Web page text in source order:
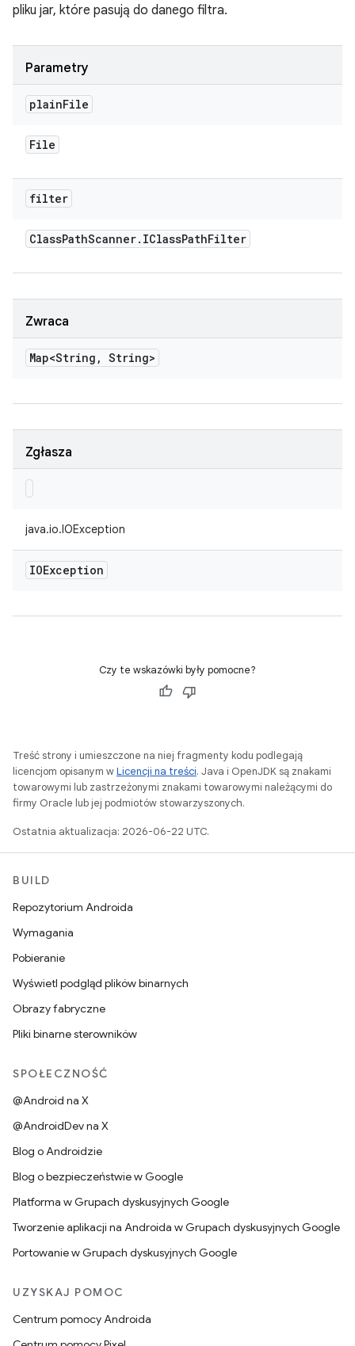
pliku jar, które pasują do danego filtra.
Parametry
plainFile
File
filter
ClassPathScanner. IClassPathFilter
Zwraca
Map<String , String>
Zgłasza
java.io.IOException
IOException
Czy te wskazówki były pomocne?
Treść strony i umieszczone na niej fragmenty kodu podlegają
licencjom opisanym wLicencji na treści. Java i OpenJDK są znakami
towarowymi lub zastrzeżonymi znakami towarowymi należącymi do
firmy Oracle lub jej podmiotów stowarzyszonych.
Ostatnia aktualizacja: 2026-06-22 UTC.
BUILD
Repozytorium Androida
Wymagania
Pobieranie
Wyświetl podgląd plików binarnych
Obrazy fabryczne
Pliki binarne sterowników
SPOŁECZNOŚĆ
@Android na X
@AndroidDev na X
Blog o Androidzie
Blog o bezpieczeństwie w Google
Platforma w Grupach dyskusyjnych Google
Tworzenie aplikacji na Androida w Grupach dyskusyjnych Google
Portowanie w Grupach dyskusyjnych Google
UZYSKAJ POMOC
Centrum pomocy Androida